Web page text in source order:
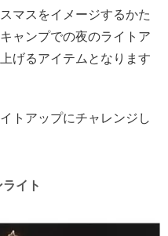
マスをイメージするかた
ャンプでの夜のライトア
げるアイテムとなります
トアップにチャレンジし
イト